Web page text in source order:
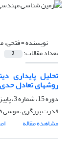
نویسنده =فتحی،
تعداد مقالات: 2
تحلیل پایداری
روشهای تعادل
دوره 15، شماره 3، پاییز 1401، صفحه
قدرت برزگری، موسی
مشاهده مقاله